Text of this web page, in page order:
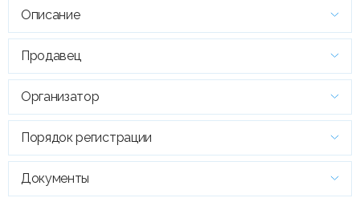
Описание
Продавец
Организатор
Порядок регистрации
Документы